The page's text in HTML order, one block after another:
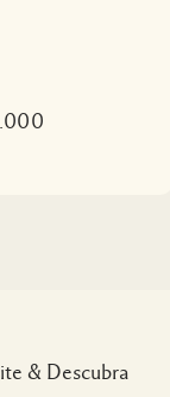
& Descubra